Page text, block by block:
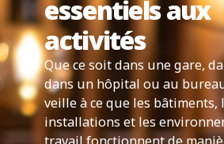
essentiels aux
activités
Que ce soit dans une gare,
dans un hôpital ou au
veille à ce que les bâtiments,
installations et les